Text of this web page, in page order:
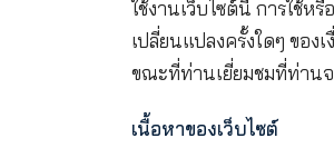
โปรดอ่านข้
ใช้งานเว็บไซต์นี้ ก
เปลี่ยนแปลงครั้ง
ขณะที่ท่านเยี่ยมช